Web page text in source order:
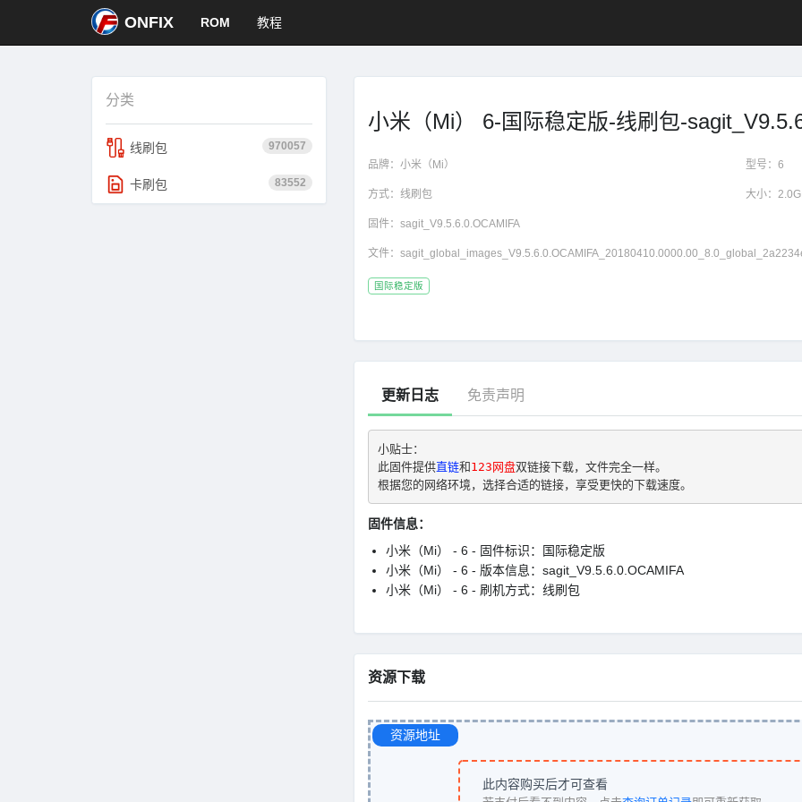
ONFIX ROM 教程
分类
970057
线刷包
83552
卡刷包
小米（Mi） 6-国际稳定版-线刷包-
品牌： 小米（Mi） 型号：6
方式： 线刷包 大小：
固件： sagit_V9.5.6.0.OCAMIFA
文件：
国际稳定版
更新日志 免责声明
小贴士：
此固件提供直链和123网盘双链接下载，文件完全一样。
根据您的网络环境，选择合适的链接，享受更快的下载速度。
固件信息：
小米（Mi） - 6 - 固件标识：国际稳定版
小米（Mi） - 6 - 版本信息：sagit_V9.5.6.0.OCAMIFA
小米（Mi） - 6 - 刷机方式：线刷包
资源下载
资源地址
此内容购买后才可查看